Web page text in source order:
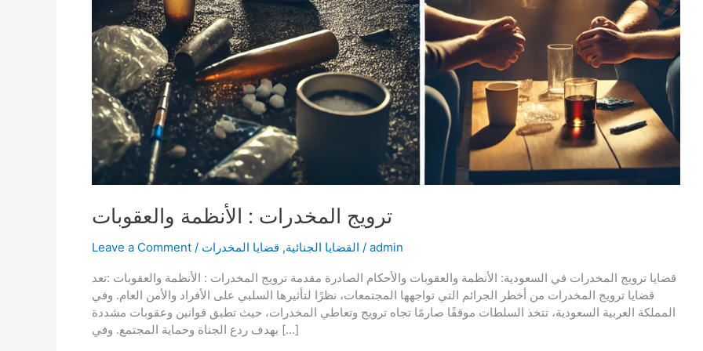
ترويج المخدرات : الأنظمة والعقوبات
Leave a Comment / القضايا الجنائية, قضايا المخدرات / admin
قضايا ترويج المخدرات في السعودية: الأنظمة والعقوبات والأحكام الصادرة مقدمة ترويج المخدرات : الأنظمة والعقوبات :تعد
قضايا ترويج المخدرات من أخطر الجرائم التي تواجهها المجتمعات، نظرًا لتأثيرها السلبي على الأفراد والأمن العام. وفي
المملكة العربية السعودية، تتخذ السلطات موقفًا صارمًا تجاه ترويج وتعاطي المخدرات، حيث تطبق قوانين وعقوبات مشددة
بهدف ردع الجناة وحماية المجتمع. وفي […]